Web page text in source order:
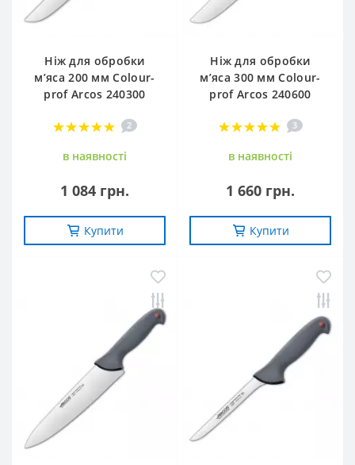
Ніж для обробки
м’яса 200 мм Сolour-
prof Arcos 240300
2
в наявностi
1 084 грн.
Купити
Ніж для обробки
м’яса 300 мм Сolour-
prof Arcos 240600
3
в наявностi
1 660 грн.
Купити